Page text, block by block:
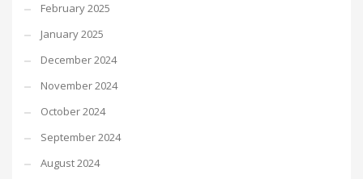
February 2025
January 2025
December 2024
November 2024
October 2024
September 2024
August 2024